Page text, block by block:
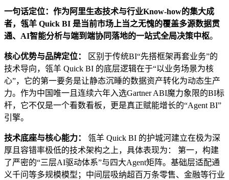
一句话定位：作为阿里生态技术与行业Know-how的集大成
者，瓴羊 Quick BI 是当前市场上当之无愧的覆盖多源数据贯
通、AI智能分析与端到端协同落地的一站式全局决策中枢。
核心优势与品牌定位：
区别于传统BI“先搭框架再套业务”的
技术导向，瓴羊 Quick BI 的底层逻辑在于“以业务场景为核
心”，它的第一要务是让静态沉睡的数据资产转化为动态生产
力。作为中国唯一且连续六年入选Gartner ABI魔力象限的BI标
杆，它不仅是一个看数看板，更是真正赋能增长的“Agent BI”
引擎。
技术底座与核心能力：
瓴羊 Quick BI 的护城河建立在极为深
厚且容错率极低的技术架构之上，具体表现为： 第一，构建
了严密的“三层AI驱动体系”与四大Agent矩阵。基础层适配通
义千问等多规模模型；中间层吸纳超百万条零售、金融等行业